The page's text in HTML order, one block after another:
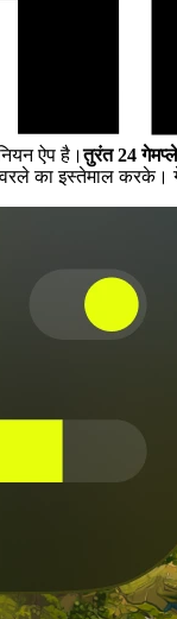
ऐप है।तुरंत 24
का इस्तेमाल करके।